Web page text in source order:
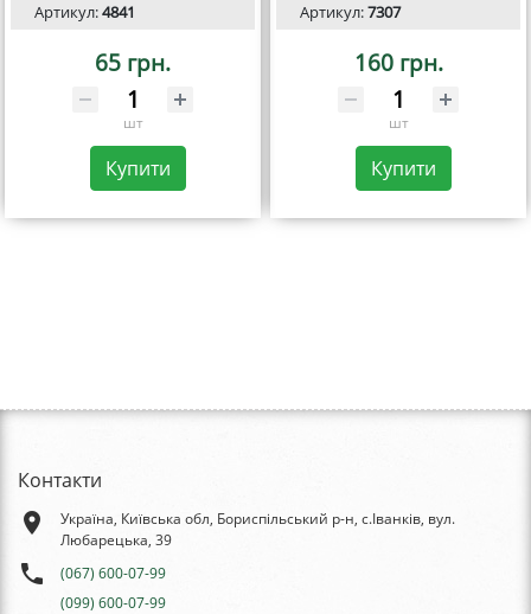
Артикул:4841
65 грн.
шт
Купити
Артикул:7307
160 грн.
шт
Купити
Контакти
place
Україна, Київська обл, Бориспільський р-н, с.Іванків, вул.
Любарецька, 39
phone
(067) 600-07-99
(099) 600-07-99